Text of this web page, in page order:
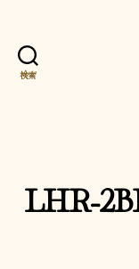
検索
LHR-